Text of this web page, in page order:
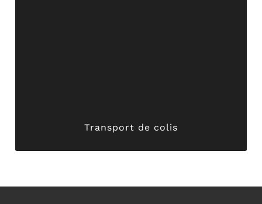
Transport de colis